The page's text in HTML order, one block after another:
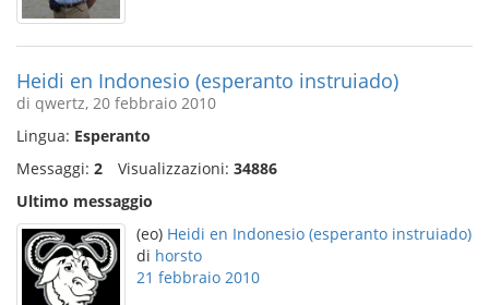
Heidi en Indonesio (esperanto instruiado)
di qwertz, 20 febbraio 2010
Lingua: Esperanto
Messaggi: 2 Visualizzazioni: 34886
Ultimo messaggio
(eo) Heidi en Indonesio (esperanto instruiado)
di horsto
21 febbraio 2010